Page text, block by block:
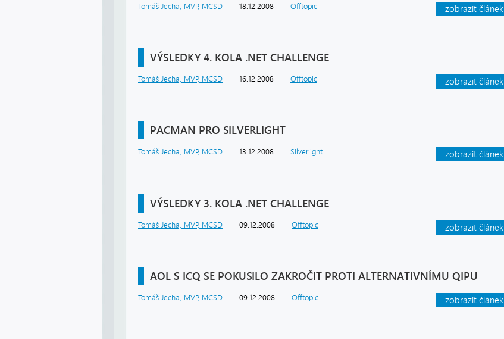
zobrazit článek
Tomáš Jecha, MVP, MCSD 18.12.2008 Offtopic
VÝSLEDKY 4. KOLA .NET CHALLENGE
zobrazit článek
Tomáš Jecha, MVP, MCSD 16.12.2008 Offtopic
PACMAN PRO SILVERLIGHT
zobrazit článek
Tomáš Jecha, MVP, MCSD 13.12.2008 Silverlight
VÝSLEDKY 3. KOLA .NET CHALLENGE
zobrazit článek
Tomáš Jecha, MVP, MCSD 09.12.2008 Offtopic
AOL S ICQ SE POKUSILO ZAKROČIT PROTI ALTERNATIVNÍMU QIPU
zobrazit článek
Tomáš Jecha, MVP, MCSD 09.12.2008 Offtopic